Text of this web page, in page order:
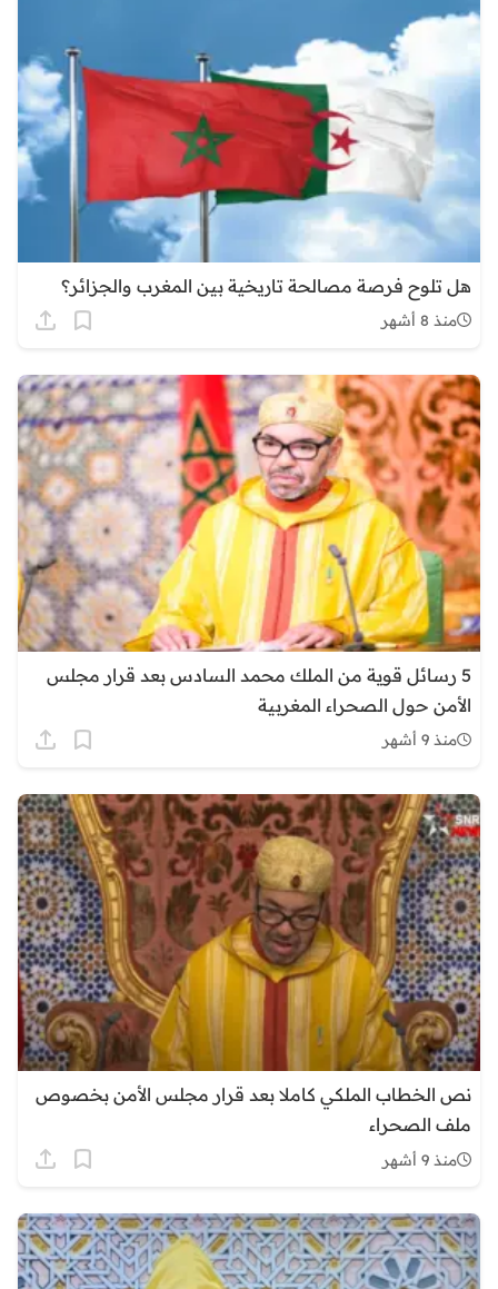
هل تلوح فرصة مصالحة تاريخية بين المغرب والجزائر؟
منذ 8 أشهر
5 رسائل قوية من الملك محمد السادس بعد قرار مجلس
الأمن حول الصحراء المغربية
منذ 9 أشهر
نص الخطاب الملكي كاملا بعد قرار مجلس الأمن بخصوص
ملف الصحراء
منذ 9 أشهر